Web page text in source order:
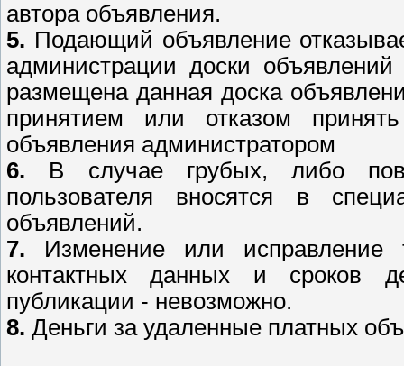
автора объявления.
5. Подающий объявление
администрации доски
размещена данная доска
принятием или отказом
объявления администратором
6. В случае грубых, либо
пользователя вносятся в
объявлений.
7. Изменение или исправление
контактных данных и сроков
публикации - невозможно.
8. Деньги за удаленные платных